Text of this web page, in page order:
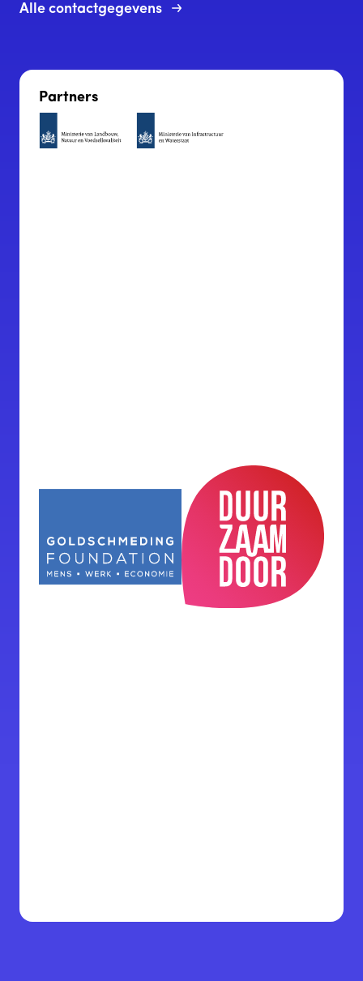
Alle contactgegevens
Partners